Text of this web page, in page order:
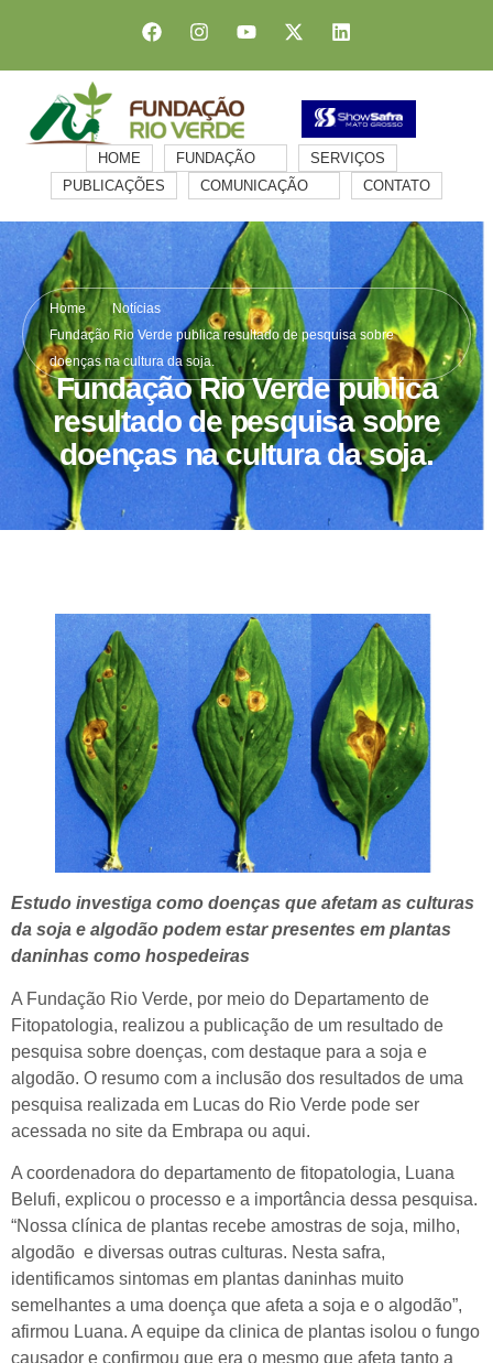
HOME FUNDAÇÃO
SERVIÇOS
PUBLICAÇÕES
COMUNICAÇÃO CONTATO
Home
Notícias
Fundação Rio Verde publica resultado de pesquisa sobre
doenças na cultura da soja.
Fundação Rio Verde publica
resultado de pesquisa sobre
doenças na cultura da soja.
Estudo investiga como doenças que afetam as culturas
da soja e algodão podem estar presentes em plantas
daninhas como hospedeiras
A Fundação Rio Verde, por meio do Departamento de
Fitopatologia, realizou a publicação de um resultado de
pesquisa sobre doenças, com destaque para a soja e
algodão. O resumo com a inclusão dos resultados de uma
pesquisa realizada em Lucas do Rio Verde pode ser
acessada no site da Embrapa ou aqui.
A coordenadora do departamento de fitopatologia, Luana
Belufi, explicou o processo e a importância dessa pesquisa.
“Nossa clínica de plantas recebe amostras de soja, milho,
algodão e diversas outras culturas. Nesta safra,
identificamos sintomas em plantas daninhas muito
semelhantes a uma doença que afeta a soja e o algodão”,
afirmou Luana. A equipe da clinica de plantas isolou o fungo
causador e confirmou que era o mesmo que afeta tanto a